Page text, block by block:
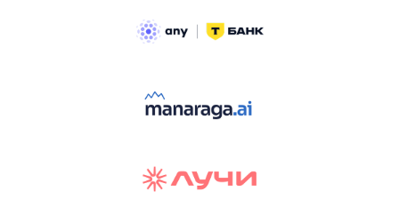
Новый трек «AI-native» — отражение
стремительных изменений в подходах